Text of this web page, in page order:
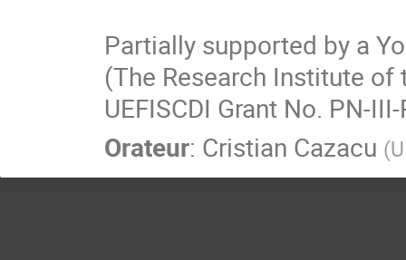
Partially supported by a
(The Research Institute of
UEFISCDI Grant No. PN-
Orateur: Cristian Cazacu (